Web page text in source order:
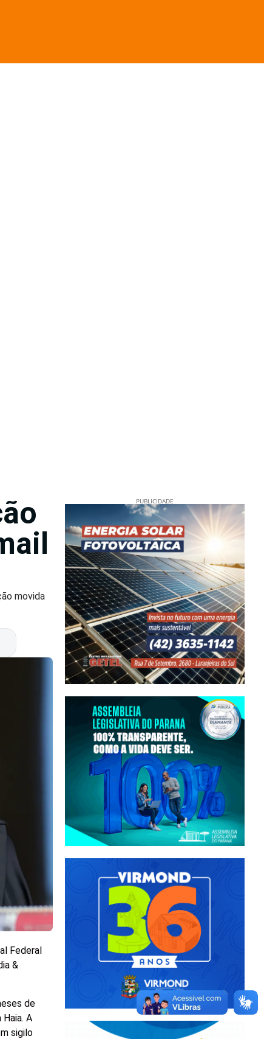
movida
Federal
&
de
A
sigilo
PUBLICIDADE